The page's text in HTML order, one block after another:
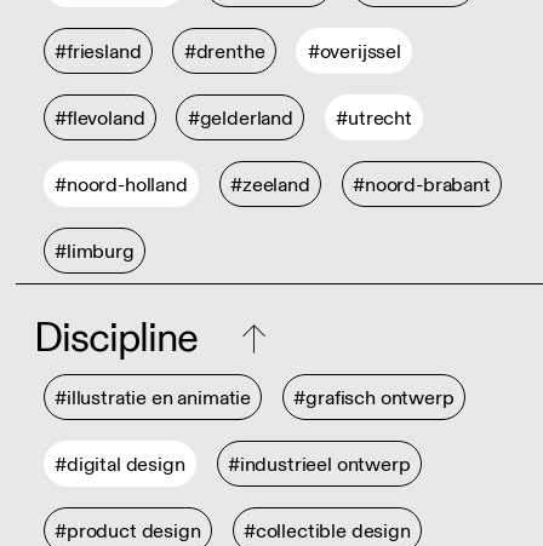
#friesland #drenthe #overijssel
#flevoland #gelderland #utrecht
#noord-holland #zeeland #noord-brabant
#limburg
Discipline
#illustratie en animatie #grafisch ontwerp
#digital design #industrieel ontwerp
#product design #collectible design